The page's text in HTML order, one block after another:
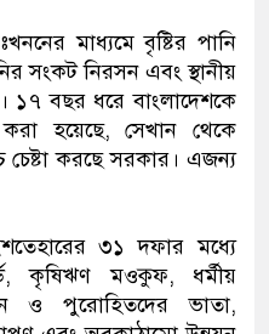
মাধ্যমে বৃষ্টির পানি
সংকট নিরসন এবং স্থানীয়
১৭ বছর ধরে বাংলাদেশকে
করা হয়েছে, সেখান থেকে
চেষ্টা করছে সরকার। এজন্য
ইশতেহারের ৩১ দফার মধ্যে
কৃষিঋণ মওকুফ, ধর্মীয়
ও পুরোহিতদের ভাতা,